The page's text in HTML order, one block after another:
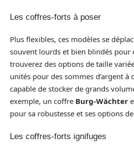
Les coffres-forts à poser
Plus flexibles, ces modèles se
souvent lourds et bien blindés pour
trouverez des options de taille
unités pour des sommes d’argent à
capable de stocker de grands
exemple, un coffre Burg-Wächter
pour sa robustesse et ses options
Les coffres-forts ignifuges